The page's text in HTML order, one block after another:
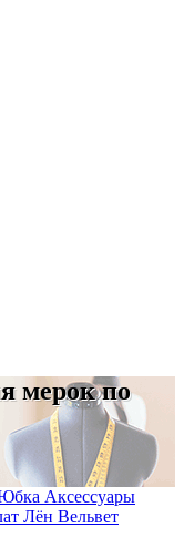
мерок по
Аксессуары
Лён Вельвет